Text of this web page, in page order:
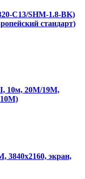
C13/SHM-1.8-BK)
стандарт)
10м, 20M/19M,
3840x2160, экран,